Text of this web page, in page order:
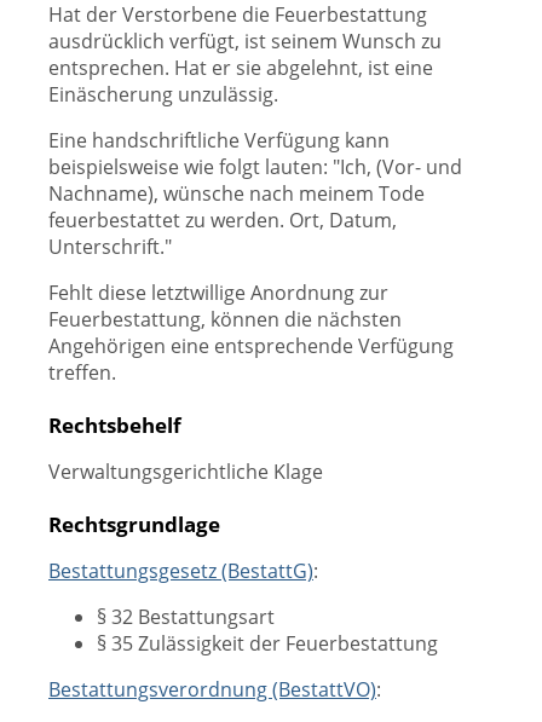
Hat der Verstorbene die Feuerbestattung
ausdrücklich verfügt, ist seinem Wunsch zu
entsprechen. Hat er sie abgelehnt, ist eine
Einäscherung unzulässig.
Eine handschriftliche Verfügung kann
beispielsweise wie folgt lauten: "Ich, (Vor- und
Nachname), wünsche nach meinem Tode
feuerbestattet zu werden. Ort, Datum,
Unterschrift."
Fehlt diese letztwillige Anordnung zur
Feuerbestattung, können die nächsten
Angehörigen eine entsprechende Verfügung
treffen.
Rechtsbehelf
Verwaltungsgerichtliche Klage
Rechtsgrundlage
Bestattungsgesetz (BestattG):
§ 32 Bestattungsart
§ 35 Zulässigkeit der Feuerbestattung
Bestattungsverordnung (BestattVO):